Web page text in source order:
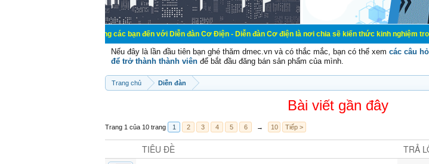
Chào mừng các bạn đến với Diễn đàn Cơ Điện - Diễn đàn Cơ điện là nơi chia sẽ kiến thức kinh nghiệm trong lãnh
Nếu đây là lần đầu tiên bạn ghé thăm dmec.vn và có thắc mắc, bạn có thể xem các câu
để trở thành thành viên để bắt đầu đăng bán sản phẩm của mình.
Trang chủ Diễn đàn
Bài viết gần đây
Trang 1 của 10 trang 1 2 3 4 5 6 → 10 Tiếp >
TIÊU ĐỀ TRẢ